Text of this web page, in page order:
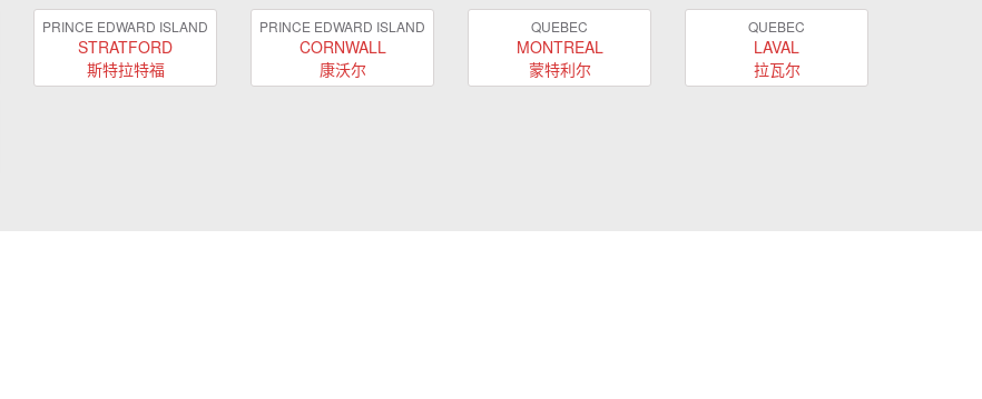
PRINCE EDWARD ISLAND
STRATFORD
斯特拉特福
PRINCE EDWARD ISLAND
CORNWALL
康沃尔
QUEBEC
MONTREAL
蒙特利尔
QUEBEC
LAVAL
拉瓦尔